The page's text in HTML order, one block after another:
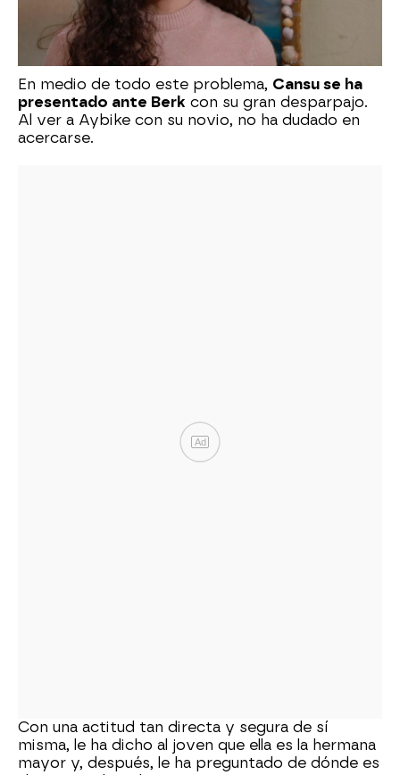
En medio de todo este problema, Cansu se ha
presentado ante Berk con su gran desparpajo.
Al ver a Aybike con su novio, no ha dudado en
acercarse.
Ad
Con una actitud tan directa y segura de sí
misma, le ha dicho al joven que ella es la hermana
mayor y, después, le ha preguntado de dónde es